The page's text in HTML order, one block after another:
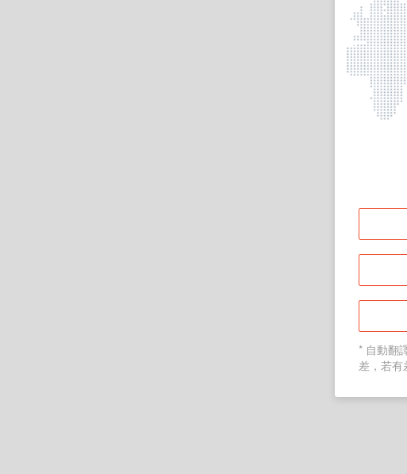
* 自動翻
差，若有